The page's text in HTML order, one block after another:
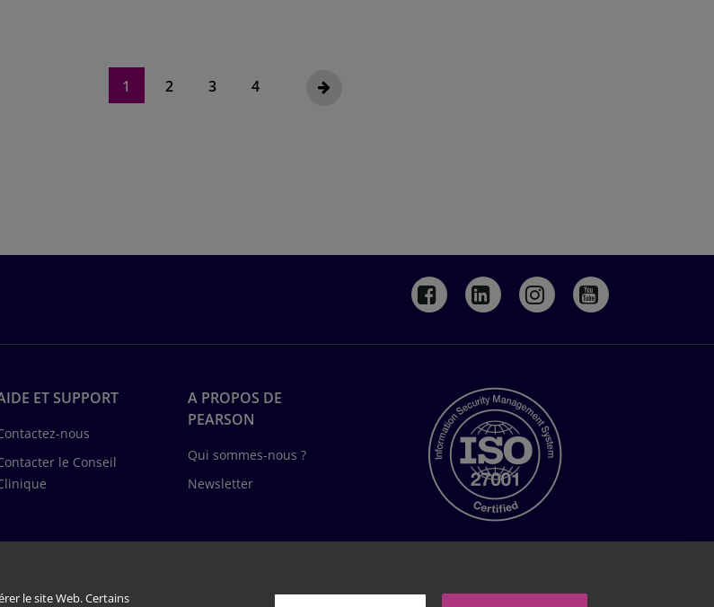
PageVous êtes actuellement sur la page
1 2 3 4 Suivant
ET SUPPORT
nous
le Conseil
A PROPOS DE
PEARSON
Qui sommes-nous ?
Newsletter
le site Web. Certains